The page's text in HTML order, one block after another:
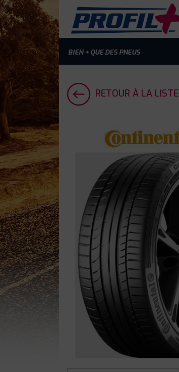
BIEN + QUE DES PNEUS
RETOUR À LA LISTE